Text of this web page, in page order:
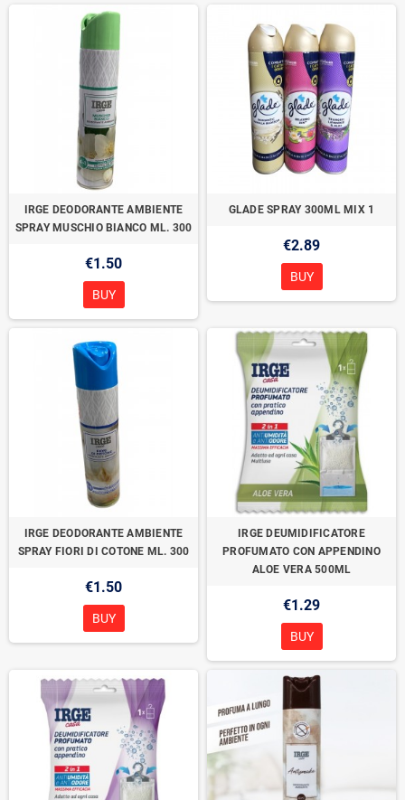
IRGE DEODORANTE AMBIENTE
SPRAY MUSCHIO BIANCO ML. 300
€1.50
BUY
GLADE SPRAY 300ML MIX 1
€2.89
BUY
IRGE DEODORANTE AMBIENTE
SPRAY FIORI DI COTONE ML. 300
€1.50
BUY
IRGE DEUMIDIFICATORE
PROFUMATO CON APPENDINO
ALOE VERA 500ML
€1.29
BUY